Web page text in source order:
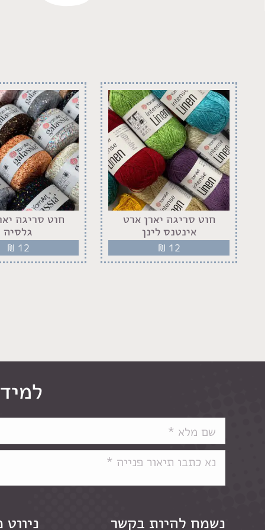
חוט סריגה יארן ארט
אינטנס לינן
₪ 12
חוט סריגה
גלסיה
₪ 12
נשמח להיות בקשר